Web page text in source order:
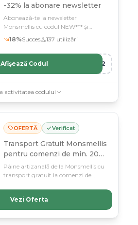
-32% la abonare newsletter
Abonează-te la newsletter
Monsmellis cu codul NEW*** și
economisește 32% pe pâinea
artizanală de calitate
18%Succes 137 utilizări
R12
Afișează Codul
activitatea codului
OFERTĂ Verificat
Transport Gratuit Monsmellis
pentru comenzi de min. 200
lei
Pâine artizanală de la Monsmellis cu
transport gratuit la comenzi de
oferta valabilă până pe 11 martie și
savurează livrarea fără costuri
suplimentare!
Vezi Oferta